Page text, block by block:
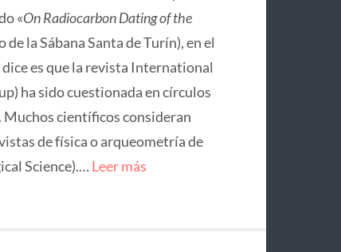
«On Radiocarbon Dating of the
la Sábana Santa de Turín), en el
es que la revista International
ha sido cuestionada en círculos
Muchos científicos consideran
de física o arqueometría de
Science).…Leer más